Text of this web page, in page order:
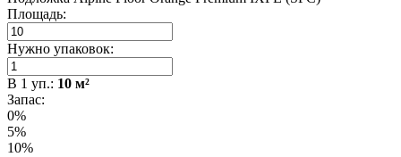
Площадь:
Нужно упаковок:
В 1 уп.: 10 м²
Запас:
0%
5%
10%